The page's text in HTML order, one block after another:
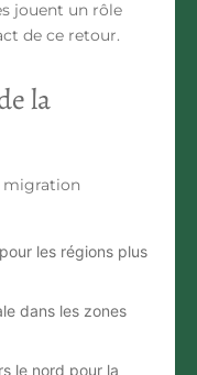
jouent un rôle
de ce retour.
la
migration
les régions plus
dans les zones
le nord pour la